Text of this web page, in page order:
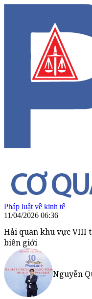
Pháp luật về kinh tế
11/04/2026 06:36
Hải quan khu vực VIII
biên giới
Nguyễn